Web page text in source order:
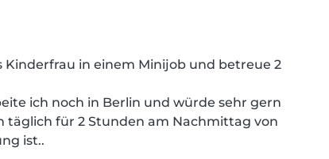
Kinderfrau in einem Minijob und betreue 2
ich noch in Berlin und würde sehr gern
täglich für 2 Stunden am Nachmittag von
ist..